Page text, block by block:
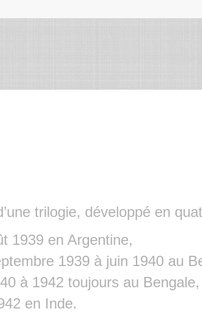
trilogie, développé en
1939 en Argentine,
1939 à juin 1940 au
à 1942 toujours au Bengale,
en Inde.